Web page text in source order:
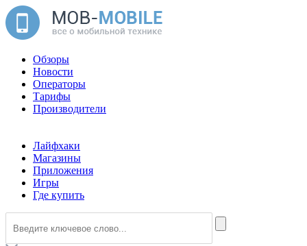
Обзоры
Новости
Операторы
Тарифы
Производители
Лайфхаки
Магазины
Приложения
Игры
Где купить